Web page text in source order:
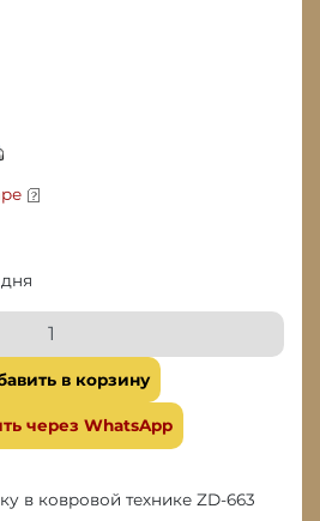
в корзину
через WhatsApp
в ковровой технике ZD-663